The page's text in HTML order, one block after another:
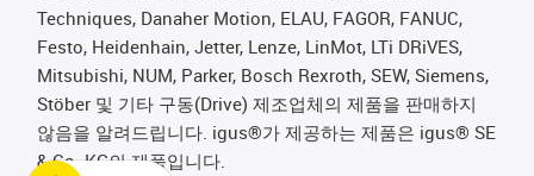
Techniques, Danaher Motion, ELAU, FAGOR, FANUC,
Festo, Heidenhain, Jetter, Lenze, LinMot, LTi DRiVES,
Mitsubishi, NUM, Parker, Bosch Rexroth, SEW, Siemens,
Stöber 및 기타 구동(Drive) 제조업체의 제품을 판매하지
않음을 알려드립니다. igus®가 제공하는 제품은 igus® SE
& Co. KG의 제품입니다.